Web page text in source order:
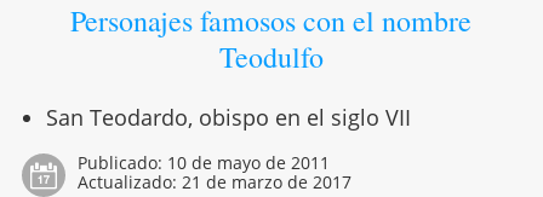
Personajes famosos con el nombre
Teodulfo
San Teodardo, obispo en el siglo VII
Publicado: 10 de mayo de 2011
Actualizado: 21 de marzo de 2017